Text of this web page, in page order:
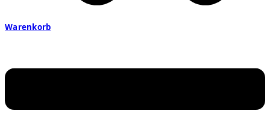
Warenkorb